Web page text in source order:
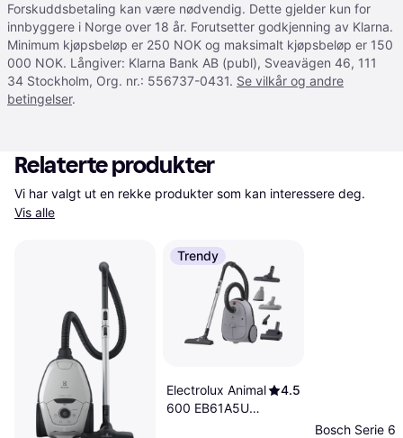
Forskuddsbetaling kan være nødvendig. Dette gjelder kun for
innbyggere i Norge over 18 år. Forutsetter godkjenning av Klarna.
Minimum kjøpsbeløp er 250 NOK og maksimalt kjøpsbeløp er 150
000 NOK. Långiver: Klarna Bank AB (publ), Sveavägen 46, 111
34 Stockholm, Org. nr.: 556737-0431. Se vilkår og andre
betingelser.
Relaterte produkter
Vis alle
Trendy
Electrolux Animal
600 EB61A5UG
4.5
Bosch Serie 6